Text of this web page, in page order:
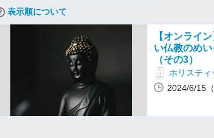
表示順について
【オンライ
い仏教のめ
（その3）
ホリステ
2024/6/15（